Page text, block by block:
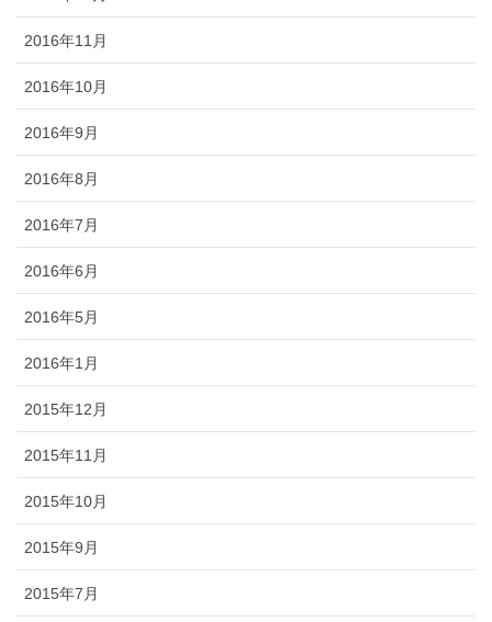
2016年11月
2016年10月
2016年9月
2016年8月
2016年7月
2016年6月
2016年5月
2016年1月
2015年12月
2015年11月
2015年10月
2015年9月
2015年7月